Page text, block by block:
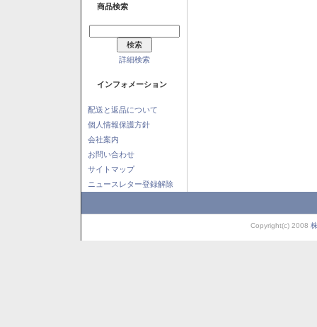
商品検索
詳細検索
インフォメーション
配送と返品について
個人情報保護方針
会社案内
お問い合わせ
サイトマップ
ニュースレター登録解除
Copyright(c) 2008